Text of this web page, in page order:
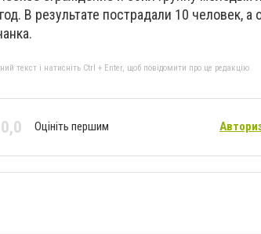
В результате пострадали 10 человек, а
текст і натисніть Ctrl + Enter, щоб повідомити про це редакцію
0,0 Оцініть першим